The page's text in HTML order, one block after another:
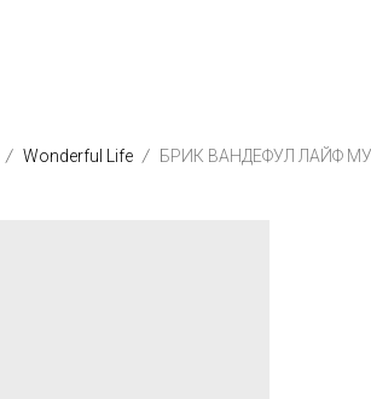
Wonderful Life